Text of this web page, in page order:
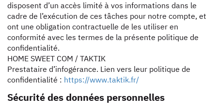
disposent d’un accès limité à vos informations dans le
cadre de l’exécution de ces tâches pour notre compte, et
ont une obligation contractuelle de les utiliser en
conformité avec les termes de la présente politique de
confidentialité.
HOME SWEET COM / TAKTIK
Prestataire d’infogérance. Lien vers leur politique de
confidentialité : https://www.taktik.fr/
Sécurité des données personnelles